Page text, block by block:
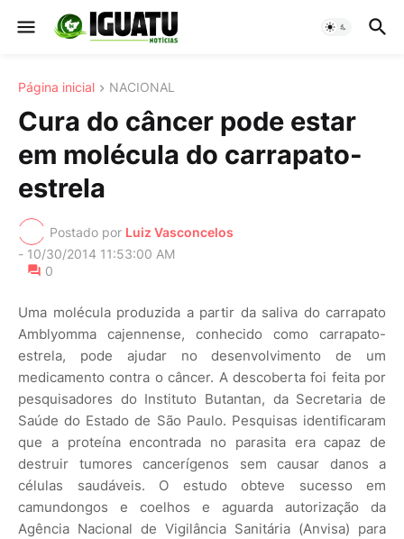
Página inicial NACIONAL
Cura do câncer pode estar
em molécula do carrapato-
estrela
Postado por Luiz Vasconcelos
- 10/30/2014 11:53:00 AM
0
Uma molécula produzida a partir da saliva do carrapato
Amblyomma cajennense, conhecido como carrapato-
estrela, pode ajudar no desenvolvimento de um
medicamento contra o câncer. A descoberta foi feita por
pesquisadores do Instituto Butantan, da Secretaria de
Saúde do Estado de São Paulo. Pesquisas identificaram
que a proteína encontrada no parasita era capaz de
destruir tumores cancerígenos sem causar danos a
células saudáveis. O estudo obteve sucesso em
camundongos e coelhos e aguarda autorização da
Agência Nacional de Vigilância Sanitária (Anvisa) para